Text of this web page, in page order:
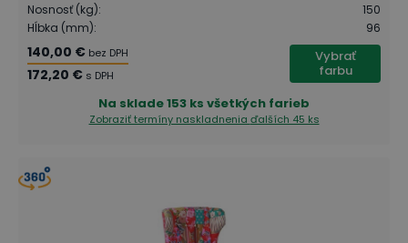
Nosnosť (kg):
150
Hĺbka (mm): 96
140,00 € bez DPH
172,20 € s DPH
Vybrať
farbu
Na sklade153 ks všetkých farieb
Zobraziť termíny naskladnenia ďalších 45 ks